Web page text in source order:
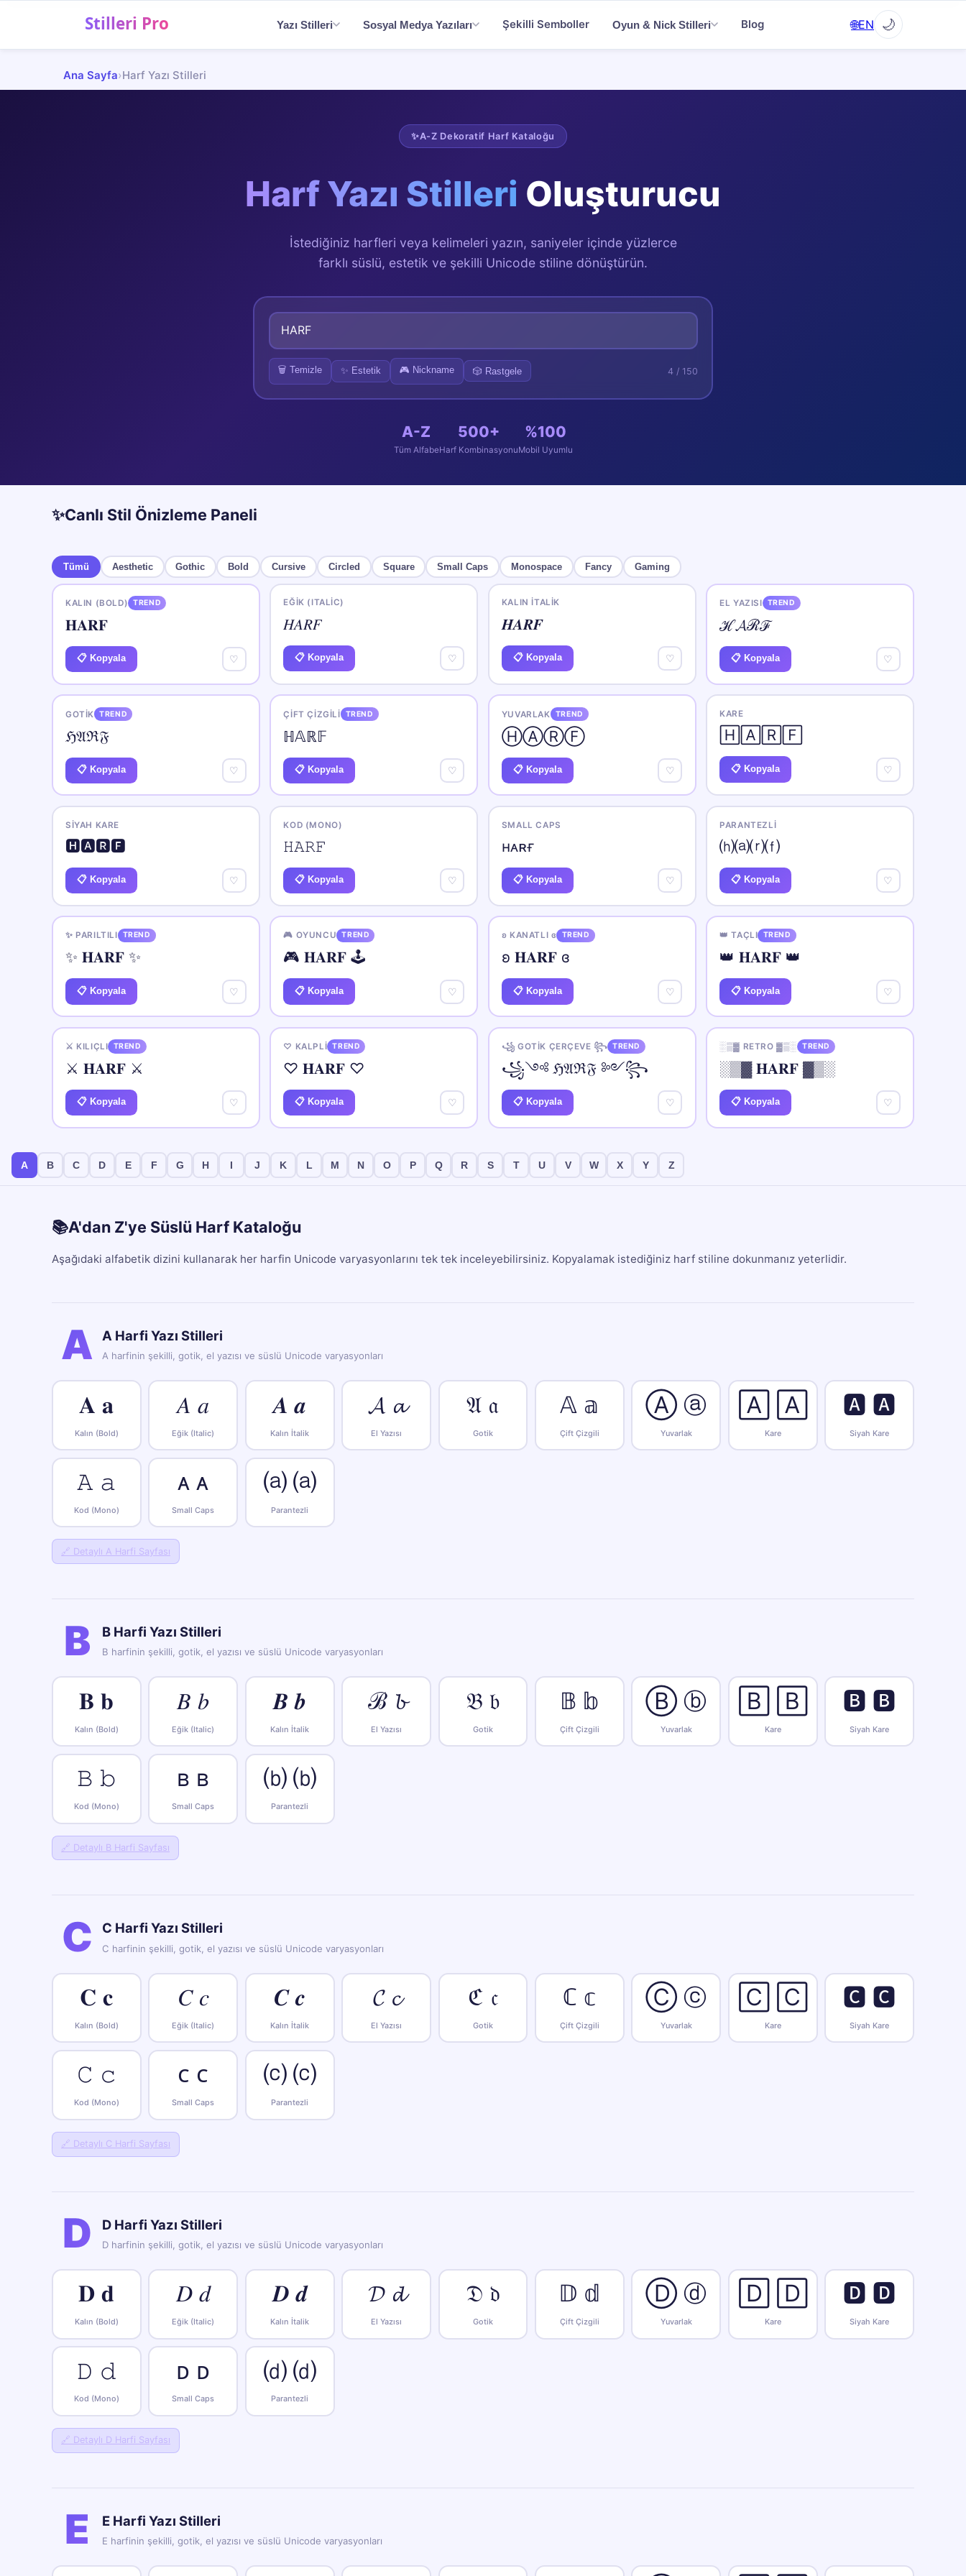
Yazı Stilleri Sosyal Medya Yazıları Şekilli Semboller Oyun & Nick Stilleri Blog 🌐EN 🌙
Yazı Stilleri
Ana Sayfa›Harf Yazı Stilleri
✨A-Z Dekoratif Harf Kataloğu
Harf Yazı Stilleri Oluşturucu
İstediğiniz harfleri veya kelimeleri yazın, saniyeler içinde yüzlerce
farklı süslü, estetik ve şekilli Unicode stiline dönüştürün.
🗑️ Temizle ✨ Estetik 🎮 Nickname 🎲 Rastgele 4 / 150
A-Z
Tüm Alfabe
500+
Harf Kombinasyonu
%100
Mobil Uyumlu
✨Canlı Stil Önizleme Paneli
Tümü Aesthetic Gothic Bold Cursive Circled Square Small Caps Monospace Fancy Gaming
KALIN (BOLD) TREND
𝐇𝐀𝐑𝐅
📋 Kopyala ♡
EĞIK (ITALIC)
𝐻𝐴𝑅𝐹
📋 Kopyala ♡
KALIN İTALIK
𝑯𝑨𝑹𝑭
📋 Kopyala ♡
EL YAZISI TREND
ℋ𝓐ℛℱ
📋 Kopyala ♡
GOTIK TREND
ℌ𝔄ℜ𝔉
📋 Kopyala ♡
ÇIFT ÇIZGILI TREND
ℍ𝔸ℝ𝔽
📋 Kopyala ♡
YUVARLAK TREND
ⒽⒶⓇⒻ
📋 Kopyala ♡
KARE
🄷🄰🅁🄵
📋 Kopyala ♡
SIYAH KARE
🅷🅰🆁🅵
📋 Kopyala ♡
KOD (MONO)
𝙷𝙰𝚁𝙵
📋 Kopyala ♡
SMALL CAPS
ʜᴀʀғ
📋 Kopyala ♡
PARANTEZLI
⒣⒜⒭⒡
📋 Kopyala ♡
✨ PARILTILI TREND
✨ 𝐇𝐀𝐑𝐅 ✨
📋 Kopyala ♡
🎮 OYUNCU TREND
🎮 𝐇𝐀𝐑𝐅 🕹️
📋 Kopyala ♡
ʚ KANATLI ɞ TREND
ʚ 𝐇𝐀𝐑𝐅 ɞ
📋 Kopyala ♡
👑 TAÇLI TREND
👑 𝐇𝐀𝐑𝐅 👑
📋 Kopyala ♡
⚔️ KILIÇLI TREND
⚔️ 𝐇𝐀𝐑𝐅 ⚔️
📋 Kopyala ♡
♡ KALPLI TREND
♡ 𝐇𝐀𝐑𝐅 ♡
📋 Kopyala ♡
꧁ GOTIK ÇERÇEVE ꧂ TREND
꧁༺ ℌ𝔄ℜ𝔉 ༻꧂
📋 Kopyala ♡
░▒▓ RETRO ▓▒░ TREND
░▒▓ 𝐇𝐀𝐑𝐅 ▓▒░
📋 Kopyala ♡
A B C D E F G H I J K L M N O P Q R S T U V W X Y Z
📚A'dan Z'ye Süslü Harf Kataloğu
Aşağıdaki alfabetik dizini kullanarak her harfin Unicode varyasyonlarını tek tek inceleyebilirsiniz. Kopyalamak istediğiniz harf stiline dokunmanız yeterlidir.
A A Harfi Yazı Stilleri
A harfinin şekilli, gotik, el yazısı ve süslü Unicode varyasyonları
𝐀 𝐚
Kalın (Bold)
𝐴 𝑎
Eğik (Italic)
𝑨 𝒂
Kalın İtalik
𝓐 𝓪
El Yazısı
𝔄 𝔞
Gotik
𝔸 𝕒
Çift Çizgili
Ⓐ ⓐ
Yuvarlak
🄰 🄰
Kare
🅰 🅰
Siyah Kare
𝙰 𝚊
Kod (Mono)
ᴀ ᴀ
Small Caps
⒜ ⒜
Parantezli
🔗 Detaylı A Harfi Sayfası
B B Harfi Yazı Stilleri
B harfinin şekilli, gotik, el yazısı ve süslü Unicode varyasyonları
𝐁 𝐛
Kalın (Bold)
𝐵 𝑏
Eğik (Italic)
𝑩 𝒃
Kalın İtalik
ℬ 𝓫
El Yazısı
𝔅 𝔟
Gotik
𝔹 𝕓
Çift Çizgili
Ⓑ ⓑ
Yuvarlak
🄱 🄱
Kare
🅱 🅱
Siyah Kare
𝙱 𝚋
Kod (Mono)
ʙ ʙ
Small Caps
⒝ ⒝
Parantezli
🔗 Detaylı B Harfi Sayfası
C C Harfi Yazı Stilleri
C harfinin şekilli, gotik, el yazısı ve süslü Unicode varyasyonları
𝐂 𝐜
Kalın (Bold)
𝐶 𝑐
Eğik (Italic)
𝑪 𝒄
Kalın İtalik
𝓒 𝓬
El Yazısı
ℭ 𝔠
Gotik
ℂ 𝕔
Çift Çizgili
Ⓒ ⓒ
Yuvarlak
🄲 🄲
Kare
🅲 🅲
Siyah Kare
𝙲 𝚌
Kod (Mono)
ᴄ ᴄ
Small Caps
⒞ ⒞
Parantezli
🔗 Detaylı C Harfi Sayfası
D D Harfi Yazı Stilleri
D harfinin şekilli, gotik, el yazısı ve süslü Unicode varyasyonları
𝐃 𝐝
Kalın (Bold)
𝐷 𝑑
Eğik (Italic)
𝑫 𝒅
Kalın İtalik
𝓓 𝓭
El Yazısı
𝔇 𝔡
Gotik
𝔻 𝕕
Çift Çizgili
Ⓓ ⓓ
Yuvarlak
🄳 🄳
Kare
🅳 🅳
Siyah Kare
𝙳 𝚍
Kod (Mono)
ᴅ ᴅ
Small Caps
⒟ ⒟
Parantezli
🔗 Detaylı D Harfi Sayfası
E E Harfi Yazı Stilleri
E harfinin şekilli, gotik, el yazısı ve süslü Unicode varyasyonları